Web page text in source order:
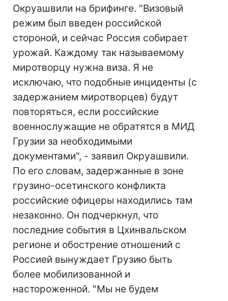
Окруашвили на брифинге. "Визовый
режим был введен российской
стороной, и сейчас Россия собирает
урожай. Каждому так называемому
миротворцу нужна виза. Я не
исключаю, что подобные инциденты (с
задержанием миротворцев) будут
повторяться, если российские
военнослужащие не обратятся в МИД
Грузии за необходимыми
документами", - заявил Окруашвили.
По его словам, задержанные в зоне
грузино-осетинского конфликта
российские офицеры находились там
незаконно. Он подчеркнул, что
последние события в Цхинвальском
регионе и обострение отношений с
Россией вынуждает Грузию быть
более мобилизованной и
настороженной. "Мы не будем